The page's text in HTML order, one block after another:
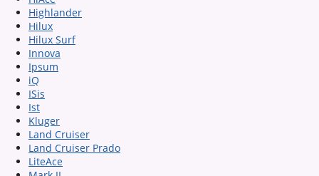
Highlander
Hilux
Hilux Surf
Innova
Ipsum
iQ
ISis
Ist
Kluger
Land Cruiser
Land Cruiser Prado
LiteAce